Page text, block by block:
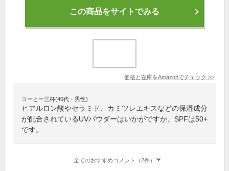
この商品をサイトでみる
価格と在庫をAmazonでチェック >>
コーヒー三杯(40代・男性)
ヒアルロン酸やセラミド、カミツレエキスなどの保湿成分
が配合されているUVパウダーはいかがですか。SPFは50+
です。
全てのおすすめコメント（2件）